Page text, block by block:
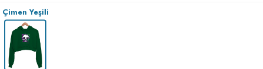
Çimen Yeşili